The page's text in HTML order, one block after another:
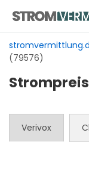
Inhalt
springen
(79576)
Verivox